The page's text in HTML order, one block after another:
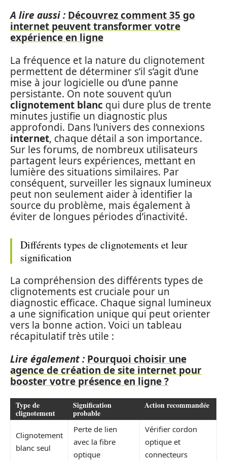
A lire aussi : Découvrez comment 35 go
internet peuvent transformer votre
expérience en ligne
La fréquence et la nature du clignotement
permettent de déterminer s’il s’agit d’une
mise à jour logicielle ou d’une panne
persistante. On note souvent qu’un
clignotement blanc qui dure plus de trente
minutes justifie un diagnostic plus
approfondi. Dans l’univers des connexions
internet, chaque détail a son importance.
Sur les forums, de nombreux utilisateurs
partagent leurs expériences, mettant en
lumière des situations similaires. Par
conséquent, surveiller les signaux lumineux
peut non seulement aider à identifier la
source du problème, mais également à
éviter de longues périodes d’inactivité.
Différents types de clignotements et leur
signification
La compréhension des différents types de
clignotements est cruciale pour un
diagnostic efficace. Chaque signal lumineux
a une signification unique qui peut orienter
vers la bonne action. Voici un tableau
récapitulatif très utile :
Lire également : Pourquoi choisir une
agence de création de site internet pour
booster votre présence en ligne ?
Type de
clignotement
Signification
probable
Action recommandée
Clignotement
blanc seul
Perte de lien
avec la fibre
optique
Vérifier cordon
optique et
connecteurs